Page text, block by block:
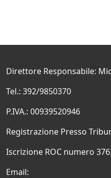
Direttore Responsabile:
Tel.: 392/9850370
P.IVA.: 00939520946
Registrazione Presso
Iscrizione ROC numero
Email: